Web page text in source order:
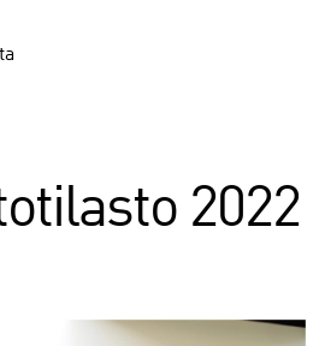
2022